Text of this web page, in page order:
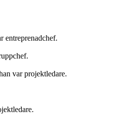
entreprenadchef.
var projektledare.